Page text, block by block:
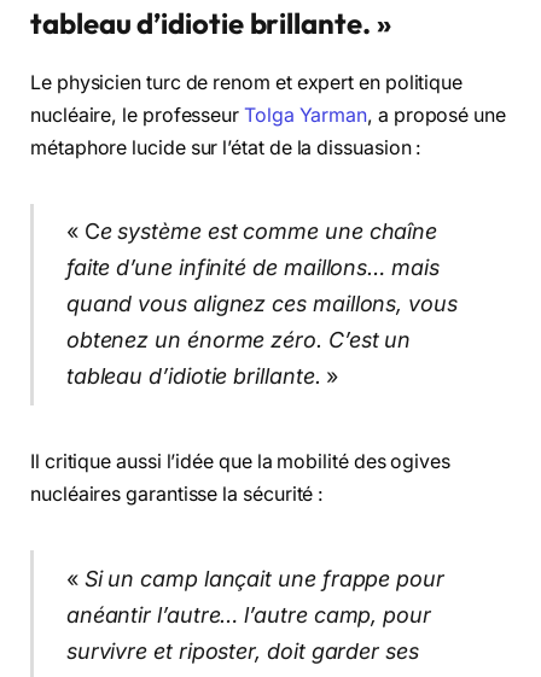
tableau d’idiotie brillante. »
Le physicien turc de renom et expert en politique
nucléaire, le professeurTolga Yarman, a proposé une
métaphore lucide sur l’état de la dissuasion :
« Ce système est comme une chaîne
faite d’une infinité de maillons… mais
quand vous alignez ces maillons, vous
obtenez un énorme zéro. C’est un
tableau d’idiotie brillante. »
Il critique aussi l’idée que la mobilité des ogives
nucléaires garantisse la sécurité :
« Si un camp lançait une frappe pour
anéantir l’autre… l’autre camp, pour
survivre et riposter, doit garder ses